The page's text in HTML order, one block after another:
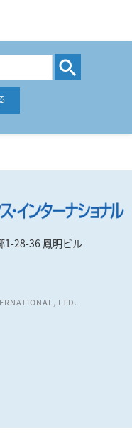
1-28-36 鳳明ビル
LTD.